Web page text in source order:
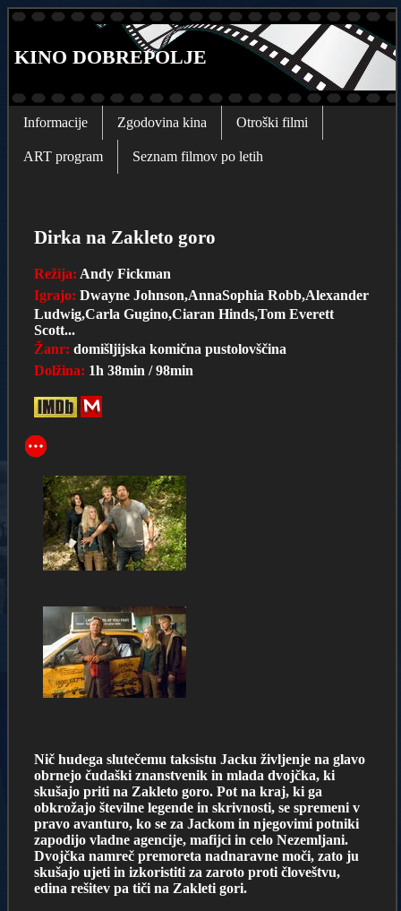
KINO DOBREPOLJE
Informacije Zgodovina kina Otroški filmi
ART program Seznam filmov po letih
Dirka na Zakleto goro
Režija: Andy Fickman
Igrajo: Dwayne Johnson,AnnaSophia Robb,Alexander
Ludwig,Carla Gugino,Ciaran Hinds,Tom Everett
Scott...
Žanr: domišljijska komična pustolovščina
Dolžina: 1h 38min / 98min
Nič hudega slutečemu taksistu Jacku življenje na glavo
obrnejo čudaški znanstvenik in mlada dvojčka, ki
skušajo priti na Zakleto goro. Pot na kraj, ki ga
obkrožajo številne legende in skrivnosti, se spremeni v
pravo avanturo, ko se za Jackom in njegovimi potniki
zapodijo vladne agencije, mafijci in celo Nezemljani.
Dvojčka namreč premoreta nadnaravne moči, zato ju
skušajo ujeti in izkoristiti za zaroto proti človeštvu,
edina rešitev pa tiči na Zakleti gori.